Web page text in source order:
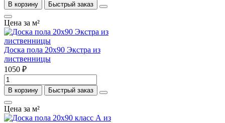
В корзину Быстрый заказ
Цена за м²
Доска пола 20х90 Экстра из
лиственницы
1050 ₽
В корзину Быстрый заказ
Цена за м²